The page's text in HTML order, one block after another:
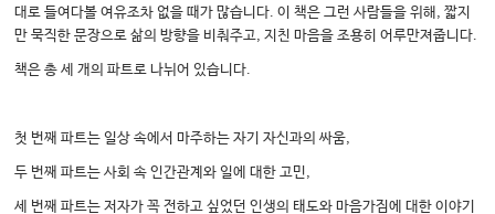
대로 들여다볼 여유조차 없을 때가 많습니다. 이 책은 그런 사람들을 위해, 짧지
만 묵직한 문장으로 삶의 방향을 비춰주고, 지친 마음을 조용히 어루만져줍니다.
책은 총 세 개의 파트로 나뉘어 있습니다.
첫 번째 파트는 일상 속에서 마주하는 자기 자신과의 싸움,
두 번째 파트는 사회 속 인간관계와 일에 대한 고민,
세 번째 파트는 저자가 꼭 전하고 싶었던 인생의 태도와 마음가짐에 대한 이야기